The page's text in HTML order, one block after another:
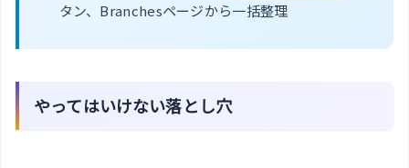
タン、Branchesページから一括整理
やってはいけない落とし穴